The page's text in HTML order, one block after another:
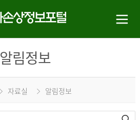
알림정보
자료실 알림정보